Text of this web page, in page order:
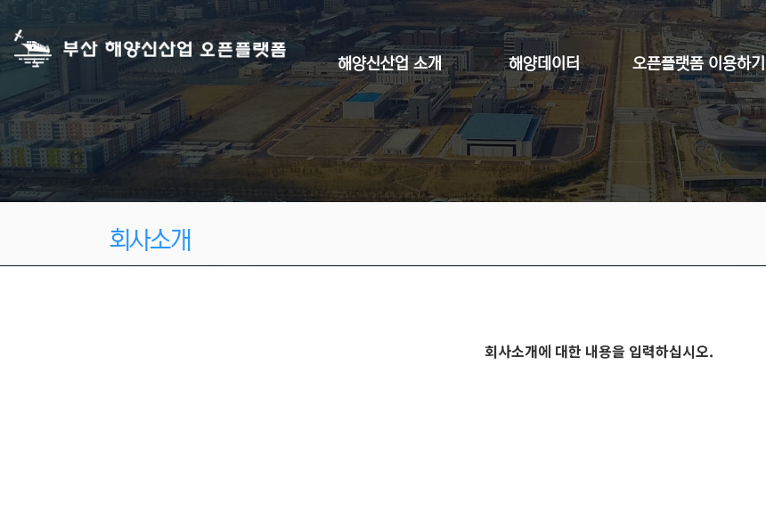
상단 네비
메인 메뉴
해양신산업 소개 해양데이터 오픈플랫폼 이용하기
회사소개
회사소개에 대한 내용을 입력하십시오.